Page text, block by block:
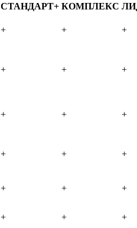
СТАНДАРТ+ КОМПЛЕКС
+ + +
+ + +
+ + +
+ + +
+ + +
+ +
+